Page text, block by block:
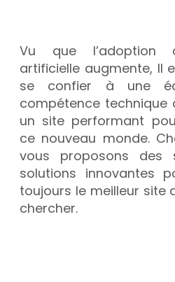
Vu que l’adoption
artificielle augmente, Il
se confier à une
compétence technique
un site performant
ce nouveau monde.
vous proposons des
solutions innovantes
toujours le meilleur site
chercher.